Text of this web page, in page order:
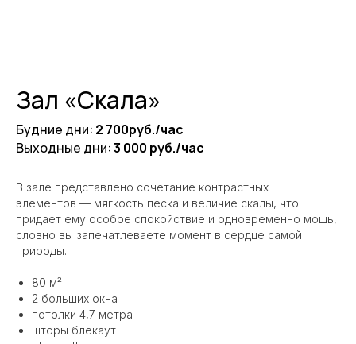
Зал «Скала»
Будние дни: 2 700руб./час
Выходные дни:3 000 руб./час
В зале представлено сочетание контрастных
элементов — мягкость песка и величие скалы, что
придает ему особое спокойствие и одновременно мощь,
словно вы запечатлеваете момент в сердце самой
природы.
80 м²
2 больших окна
потолки 4,7 метра
шторы блекаут